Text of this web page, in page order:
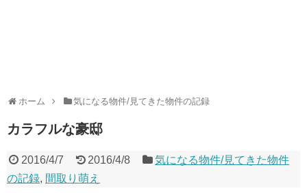
ホーム 気になる物件/見てきた物件の記録
カラフルな豪邸
2016/4/7 2016/4/8
気になる物件/見てきた物件
の記録, 間取り萌え